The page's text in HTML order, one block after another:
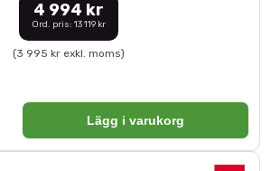
4 994 kr
Ord. pris: 13 119 kr
(3 995 kr exkl. moms)
Lägg i varukorg